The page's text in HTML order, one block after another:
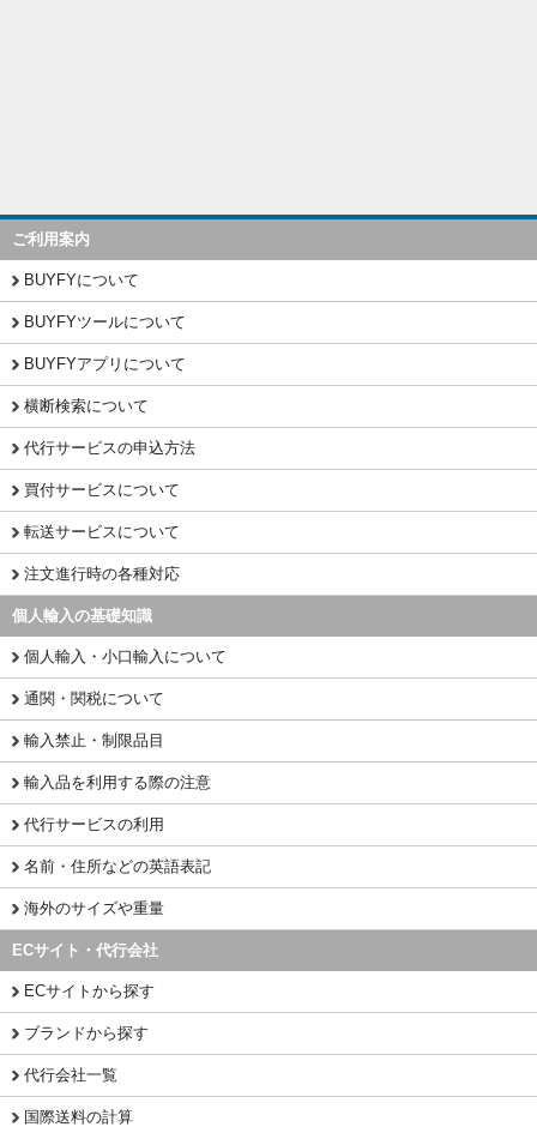
ご利用案内
BUYFYについて
BUYFYツールについて
BUYFYアプリについて
横断検索について
代行サービスの申込方法
買付サービスについて
転送サービスについて
注文進行時の各種対応
個人輸入の基礎知識
個人輸入・小口輸入について
通関・関税について
輸入禁止・制限品目
輸入品を利用する際の注意
代行サービスの利用
名前・住所などの英語表記
海外のサイズや重量
ECサイト・代行会社
ECサイトから探す
ブランドから探す
代行会社一覧
国際送料の計算